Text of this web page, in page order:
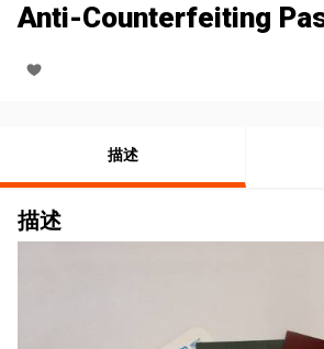
Anti-Counterfeiting
描述
描述